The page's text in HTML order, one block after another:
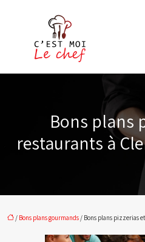
Bons plans
restaurants à
/ Bons plans gourmands / Bons plans pizzerias